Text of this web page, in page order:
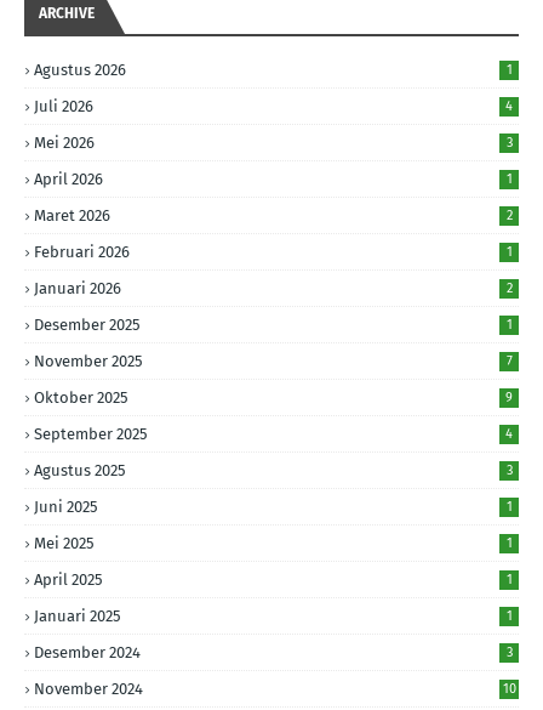
ARCHIVE
Agustus 2026 1
Juli 2026 4
Mei 2026 3
April 2026 1
Maret 2026 2
Februari 2026 1
Januari 2026 2
Desember 2025 1
November 2025 7
Oktober 2025 9
September 2025 4
Agustus 2025 3
Juni 2025 1
Mei 2025 1
April 2025 1
Januari 2025 1
Desember 2024 3
November 2024 10